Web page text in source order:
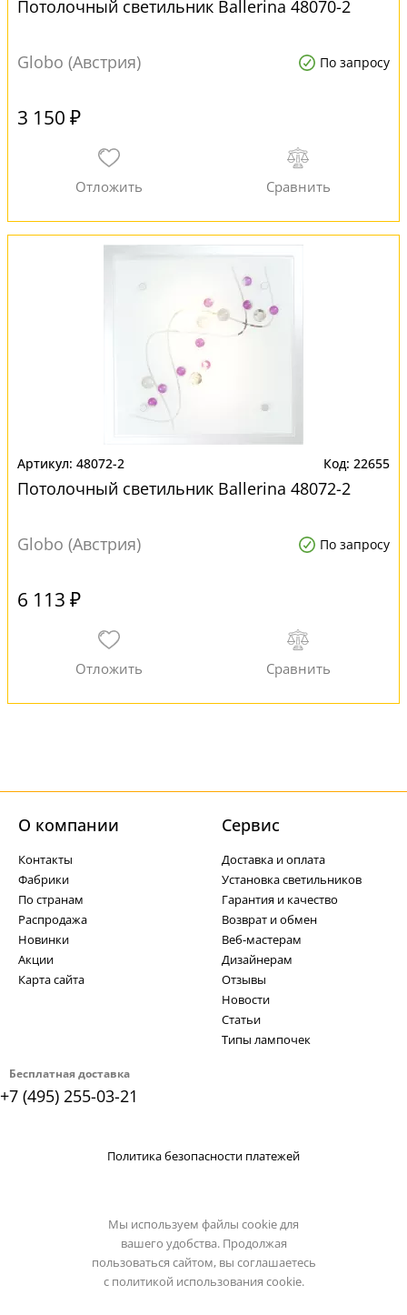
Потолочный светильник Ballerina 48070-2
Globo (Австрия) По запросу
3 150 ₽
48072-2 22655
Потолочный светильник Ballerina 48072-2
Globo (Австрия) По запросу
6 113 ₽
Бесплатная доставка
+7 (495) 255-03-21
О компании
Контакты
Фабрики
По странам
Распродажа
Новинки
Акции
Карта сайта
Cервис
Доставка и оплата
Установка светильников
Гарантия и качество
Возврат и обмен
Веб-мастерам
Дизайнерам
Отзывы
Новости
Статьи
Типы лампочек
Политика безопасности платежей
Мы используем файлы cookie для
вашего удобства. Продолжая
пользоваться сайтом, вы соглашаетесь
с политикой использования cookie.